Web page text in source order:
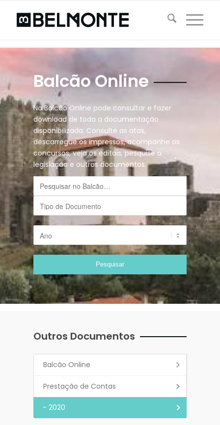
Balcão Online
No Balcão Online pode consultar e fazer
download de toda a documentação
disponibilizada. Consulte as atas,
descarregue os impressos, acompanhe os
concursos, veja os editais, pesquise a
legislação e outros documentos.
Outros Documentos
Balcão Online
Prestação de Contas
- 2020